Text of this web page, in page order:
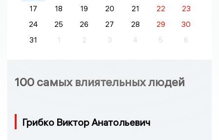
17
18 19 20 21 22
23
24
25 26 27 28 29
30
31
1 2 3 4 5 6
100 самых влиятельных людей
Грибко Виктор Анатольевич